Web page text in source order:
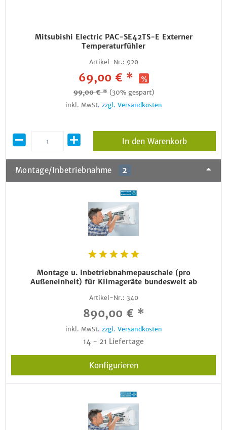
Mitsubishi Electric PAC-SE42TS-E Externer
Temperaturfühler
Artikel-Nr.: 920
69,00 € *
99,00 € * (30% gespart)
inkl. MwSt. zzgl. Versandkosten
In den Warenkorb
Montage/Inbetriebnahme 2
Montage u. Inbetriebnahmepauschale (pro
Außeneinheit) für Klimageräte bundesweit ab
Artikel-Nr.: 340
890,00 € *
inkl. MwSt. zzgl. Versandkosten
14 - 21 Liefertage
Konfigurieren